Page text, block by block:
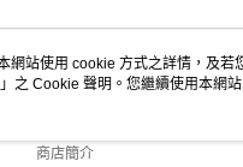
關於我們
商店簡介
網站使用 cookie 方式之詳情，及
」之 Cookie 聲明。您繼續使用本網